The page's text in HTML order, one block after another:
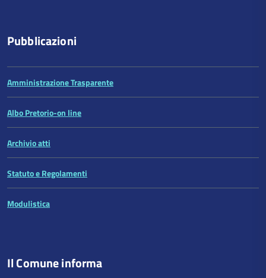
Pubblicazioni
Amministrazione Trasparente
Albo Pretorio-on line
Archivio atti
Statuto e Regolamenti
Modulistica
Il Comune informa